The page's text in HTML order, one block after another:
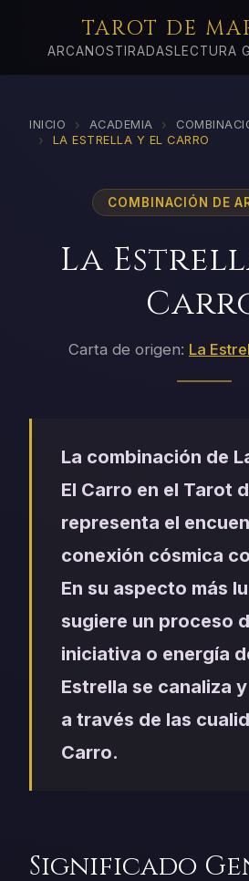
TAROT DE
ARCANOSTIRADAS LECTURA
INICIO › ACADEMIA ›
› LA ESTRELLA Y EL CARRO
COMBINACIÓN DE
La
Carta de origen: La
La combinación de
El Carro en el Tarot
representa el
conexión cósmica
En su aspecto más
sugiere un proceso
iniciativa o energía
Estrella se canaliza
a través de las
Carro.
Significado